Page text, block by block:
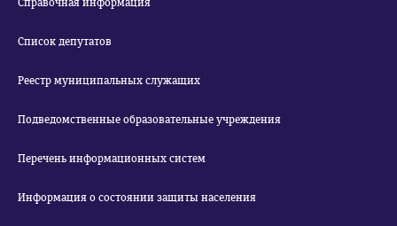
Справочная информация
Список депутатов
Реестр муниципальных служащих
Подведомственные образовательные учреждения
Перечень информационных систем
Информация о состоянии защиты населения